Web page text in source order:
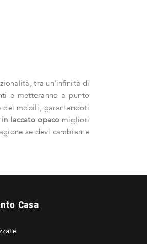
tra un'infinità di
e metteranno a punto
dei mobili, garantendoti
in laccato opaco migliori
se devi cambiarne
Casa